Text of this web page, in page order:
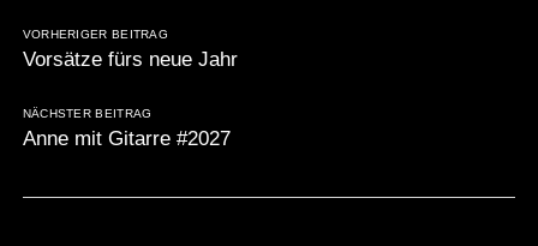
VORHERIGER BEITRAG
Vorsätze fürs neue Jahr
NÄCHSTER BEITRAG
Anne mit Gitarre #2027